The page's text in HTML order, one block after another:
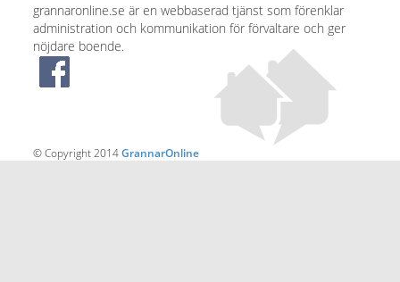
grannaronline.se är en webbaserad tjänst som förenklar
administration och kommunikation för förvaltare och ger
nöjdare boende.
© Copyright 2014GrannarOnline